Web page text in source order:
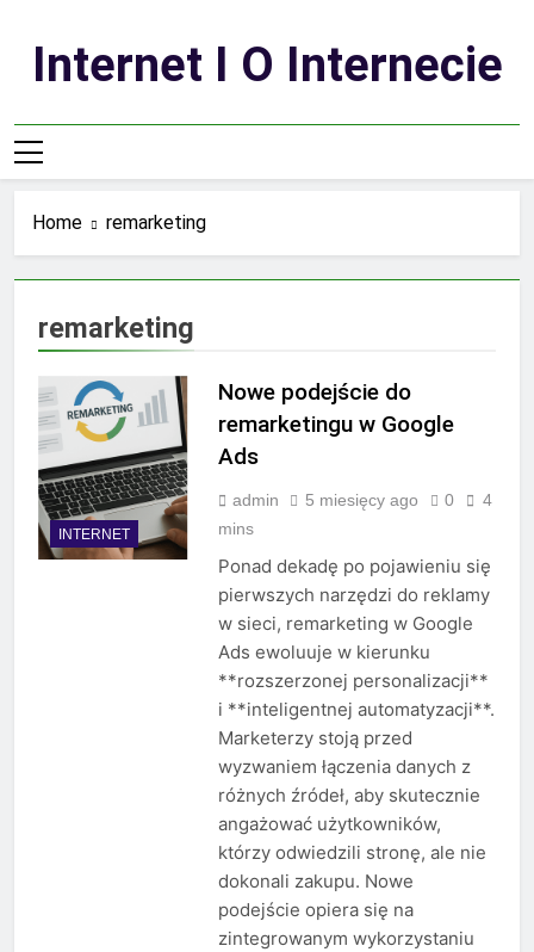
contentInternet I O Internecie
Home remarketing
remarketing
INTERNET
Nowe podejście do
remarketingu w Google
Ads
admin 5 miesięcy ago 0
4
mins
Ponad dekadę po pojawieniu się
pierwszych narzędzi do reklamy
w sieci, remarketing w Google
Ads ewoluuje w kierunku
**rozszerzonej personalizacji**
i **inteligentnej automatyzacji**.
Marketerzy stoją przed
wyzwaniem łączenia danych z
różnych źródeł, aby skutecznie
angażować użytkowników,
którzy odwiedzili stronę, ale nie
dokonali zakupu. Nowe
podejście opiera się na
zintegrowanym wykorzystaniu